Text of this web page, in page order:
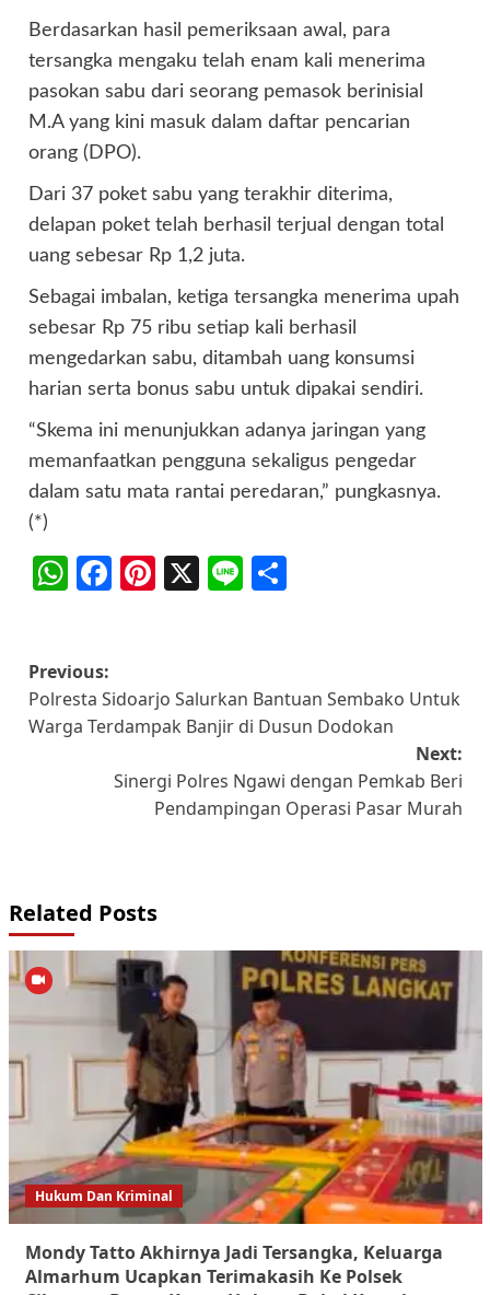
Berdasarkan hasil pemeriksaan awal, para
tersangka mengaku telah enam kali menerima
pasokan sabu dari seorang pemasok berinisial
M.A yang kini masuk dalam daftar pencarian
orang (DPO).
Dari 37 poket sabu yang terakhir diterima,
delapan poket telah berhasil terjual dengan total
uang sebesar Rp 1,2 juta.
Sebagai imbalan, ketiga tersangka menerima upah
sebesar Rp 75 ribu setiap kali berhasil
mengedarkan sabu, ditambah uang konsumsi
harian serta bonus sabu untuk dipakai sendiri.
“Skema ini menunjukkan adanya jaringan yang
memanfaatkan pengguna sekaligus pengedar
dalam satu mata rantai peredaran,” pungkasnya.
(*)
WhatsApp
Facebook
Pinterest
X Line
Post
navigation
Previous:
Polresta Sidoarjo Salurkan Bantuan Sembako Untuk
Warga Terdampak Banjir di Dusun Dodokan
Next:
Sinergi Polres Ngawi dengan Pemkab Beri
Pendampingan Operasi Pasar Murah
Related Posts
Hukum Dan Kriminal
Mondy Tatto Akhirnya Jadi Tersangka, Keluarga
Almarhum Ucapkan Terimakasih Ke Polsek